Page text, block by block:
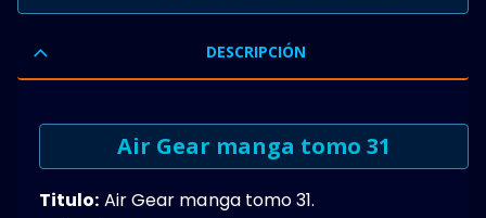
DESCRIPCIÓN
Air Gear manga tomo 31
Titulo: Air Gear manga tomo 31.